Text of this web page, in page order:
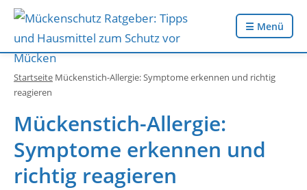
☰ Menü
Startseite Mückenstich-Allergie: Symptome erkennen und richtig
reagieren
Mückenstich-Allergie:
Symptome erkennen und
richtig reagieren